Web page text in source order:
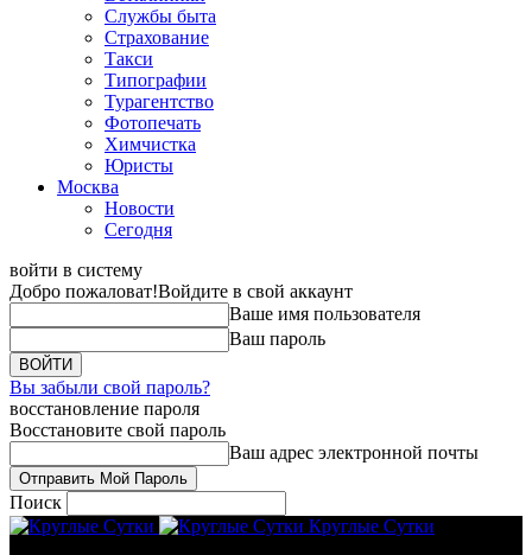
Службы быта
Страхование
Такси
Типографии
Турагентство
Фотопечать
Химчистка
Юристы
Москва
Новости
Сегодня
войти в систему
Добро пожаловат!Войдите в свой аккаунт
Ваше имя пользователя
Ваш пароль
Вы забыли свой пароль?
восстановление пароля
Восстановите свой пароль
Ваш адрес электронной почты
Поиск
Круглые Сутки